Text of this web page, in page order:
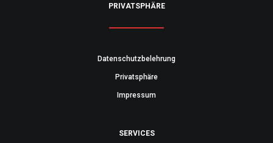
PRIVATSPHÄRE
Datenschutzbelehrung
Privatsphäre
Impressum
SERVICES